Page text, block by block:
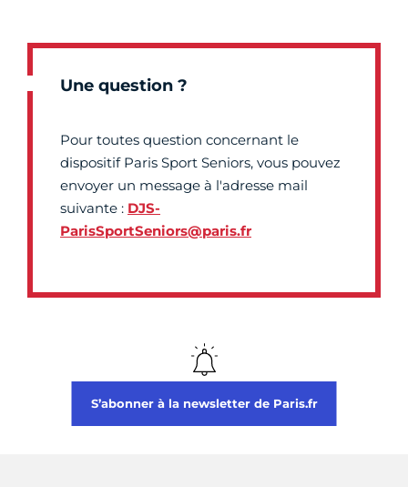
Une question ?
Pour toutes question concernant le
dispositif Paris Sport Seniors, vous pouvez
envoyer un message à l'adresse mail
suivante : DJS-
ParisSportSeniors@paris.fr
S’abonner à la newsletter de Paris.fr